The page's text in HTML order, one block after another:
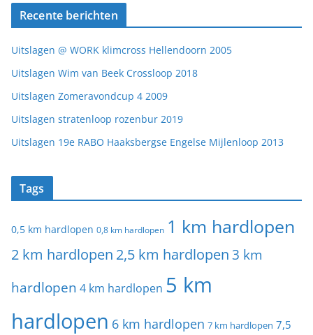
Recente berichten
Uitslagen @ WORK klimcross Hellendoorn 2005
Uitslagen Wim van Beek Crossloop 2018
Uitslagen Zomeravondcup 4 2009
Uitslagen stratenloop rozenbur 2019
Uitslagen 19e RABO Haaksbergse Engelse Mijlenloop 2013
Tags
0,5 km hardlopen 0,8 km hardlopen 1 km hardlopen
2 km hardlopen 2,5 km hardlopen 3 km
hardlopen 4 km hardlopen 5 km
hardlopen 6 km hardlopen 7 km hardlopen 7,5